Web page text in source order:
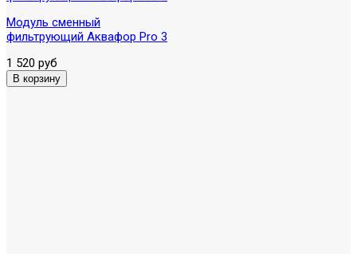
Модуль сменный
фильтрующий Аквафор Pro 3
1 520 руб